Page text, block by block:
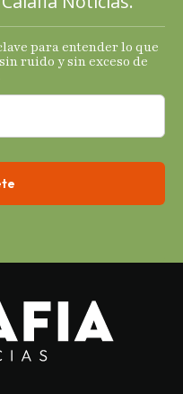
para entender lo que
ruido y sin exceso de